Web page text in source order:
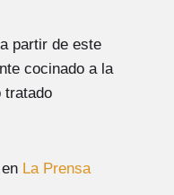
partir de este
cocinado a la
tratado
La Prensa